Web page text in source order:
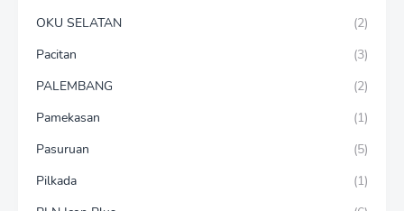
OKU SELATAN
(2)
Pacitan
(3)
PALEMBANG
(2)
Pamekasan
(1)
Pasuruan
(5)
Pilkada
(1)